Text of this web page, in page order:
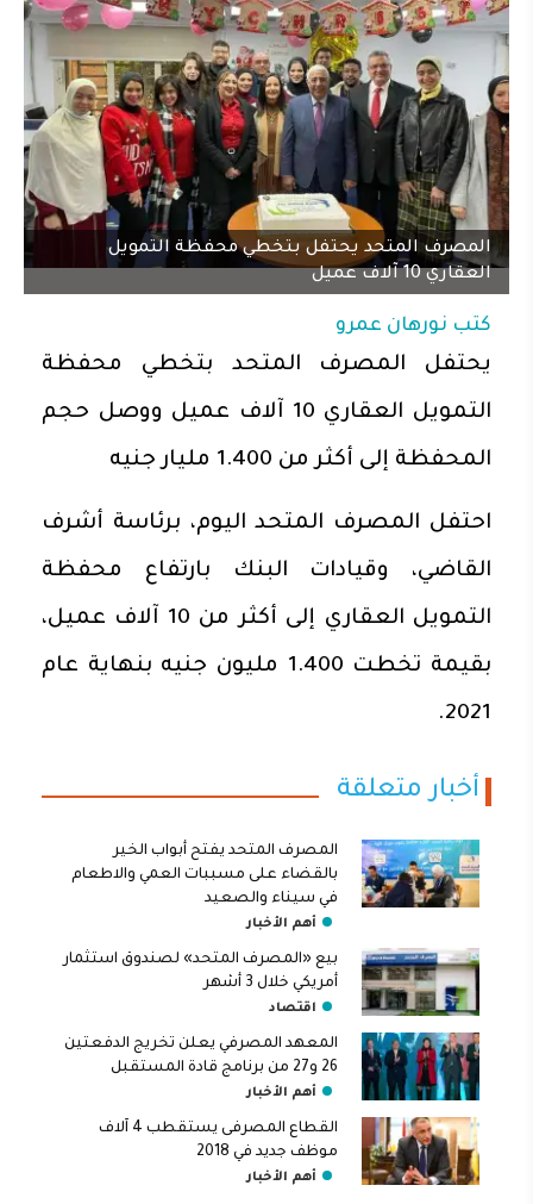
المصرف المتحد يحتفل بتخطي محفظة التمويل
العقاري 10 آلاف عميل
كتب نورهان عمرو
يحتفل المصرف المتحد بتخطي محفظة
التمويل العقاري 10 آلاف عميل ووصل حجم
المحفظة إلى أكثر من 1.400 مليار جنيه
احتفل المصرف المتحد اليوم، برئاسة أشرف
القاضي، وقيادات البنك بارتفاع محفظة
التمويل العقاري إلى أكثر من 10 آلاف عميل،
بقيمة تخطت 1.400 مليون جنيه بنهاية عام
2021.
أخبار متعلقة
المصرف المتحد يفتح أبواب الخير
بالقضاء على مسببات العمي والاطعام
في سيناء والصعيد
أهم الأخبار
بيع «المصرف المتحد» لصندوق استثمار
أمريكي خلال 3 أشهر
اقتصاد
المعهد المصرفي يعلن تخريج الدفعتين
26 و27 من برنامج قادة المستقبل
أهم الأخبار
القطاع المصرفى يستقطب 4 آلاف
موظف جديد في 2018
أهم الأخبار